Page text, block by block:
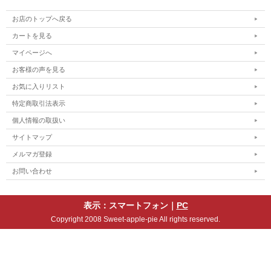
お店のトップへ戻る
カートを見る
マイページへ
お客様の声を見る
お気に入りリスト
特定商取引法表示
個人情報の取扱い
サイトマップ
メルマガ登録
お問い合わせ
表示：スマートフォン｜ PC
Copyright 2008 Sweet-apple-pie All rights reserved.